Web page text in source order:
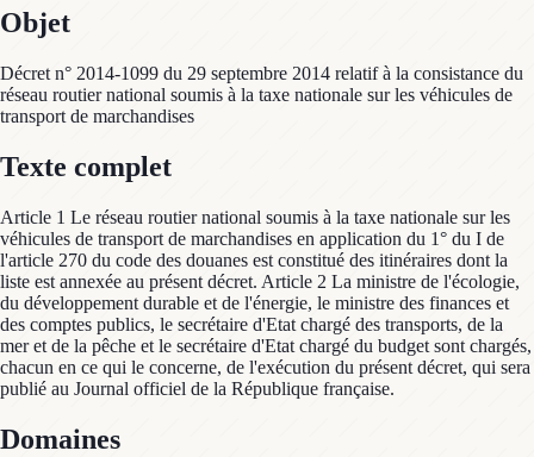
Objet
Décret n° 2014-1099 du 29 septembre 2014 relatif à la consistance du
réseau routier national soumis à la taxe nationale sur les véhicules de
transport de marchandises
Texte complet
Article 1 Le réseau routier national soumis à la taxe nationale sur les
véhicules de transport de marchandises en application du 1° du I de
l'article 270 du code des douanes est constitué des itinéraires dont la
liste est annexée au présent décret. Article 2 La ministre de l'écologie,
du développement durable et de l'énergie, le ministre des finances et
des comptes publics, le secrétaire d'Etat chargé des transports, de la
mer et de la pêche et le secrétaire d'Etat chargé du budget sont chargés,
chacun en ce qui le concerne, de l'exécution du présent décret, qui sera
publié au Journal officiel de la République française.
Domaines